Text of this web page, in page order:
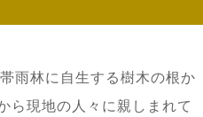
雨林に自生する樹木の根か
ら現地の人々に親しまれて